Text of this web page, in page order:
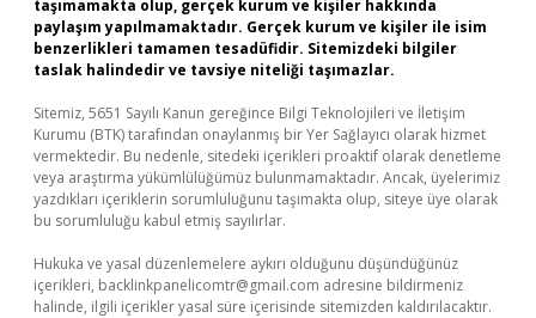
taşımamakta olup, gerçek kurum ve kişiler hakkında
paylaşım yapılmamaktadır. Gerçek kurum ve kişiler ile isim
benzerlikleri tamamen tesadüfidir. Sitemizdeki bilgiler
taslak halindedir ve tavsiye niteliği taşımazlar.
Sitemiz, 5651 Sayılı Kanun gereğince Bilgi Teknolojileri ve İletişim
Kurumu (BTK) tarafından onaylanmış bir Yer Sağlayıcı olarak hizmet
vermektedir. Bu nedenle, sitedeki içerikleri proaktif olarak denetleme
veya araştırma yükümlülüğümüz bulunmamaktadır. Ancak, üyelerimiz
yazdıkları içeriklerin sorumluluğunu taşımakta olup, siteye üye olarak
bu sorumluluğu kabul etmiş sayılırlar.
Hukuka ve yasal düzenlemelere aykırı olduğunu düşündüğünüz
içerikleri, backlinkpanelicomtr@gmail.com adresine bildirmeniz
halinde, ilgili içerikler yasal süre içerisinde sitemizden kaldırılacaktır.